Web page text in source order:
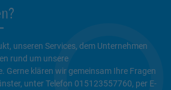
unseren Services, dem Unternehmen
rund um unsere
Gerne klären wir gemeinsam Ihre Fragen
unter Telefon 015123557760, per E-